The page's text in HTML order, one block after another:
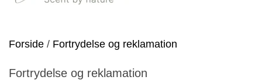
Forside Fortrydelse og reklamation
Fortrydelse og reklamation